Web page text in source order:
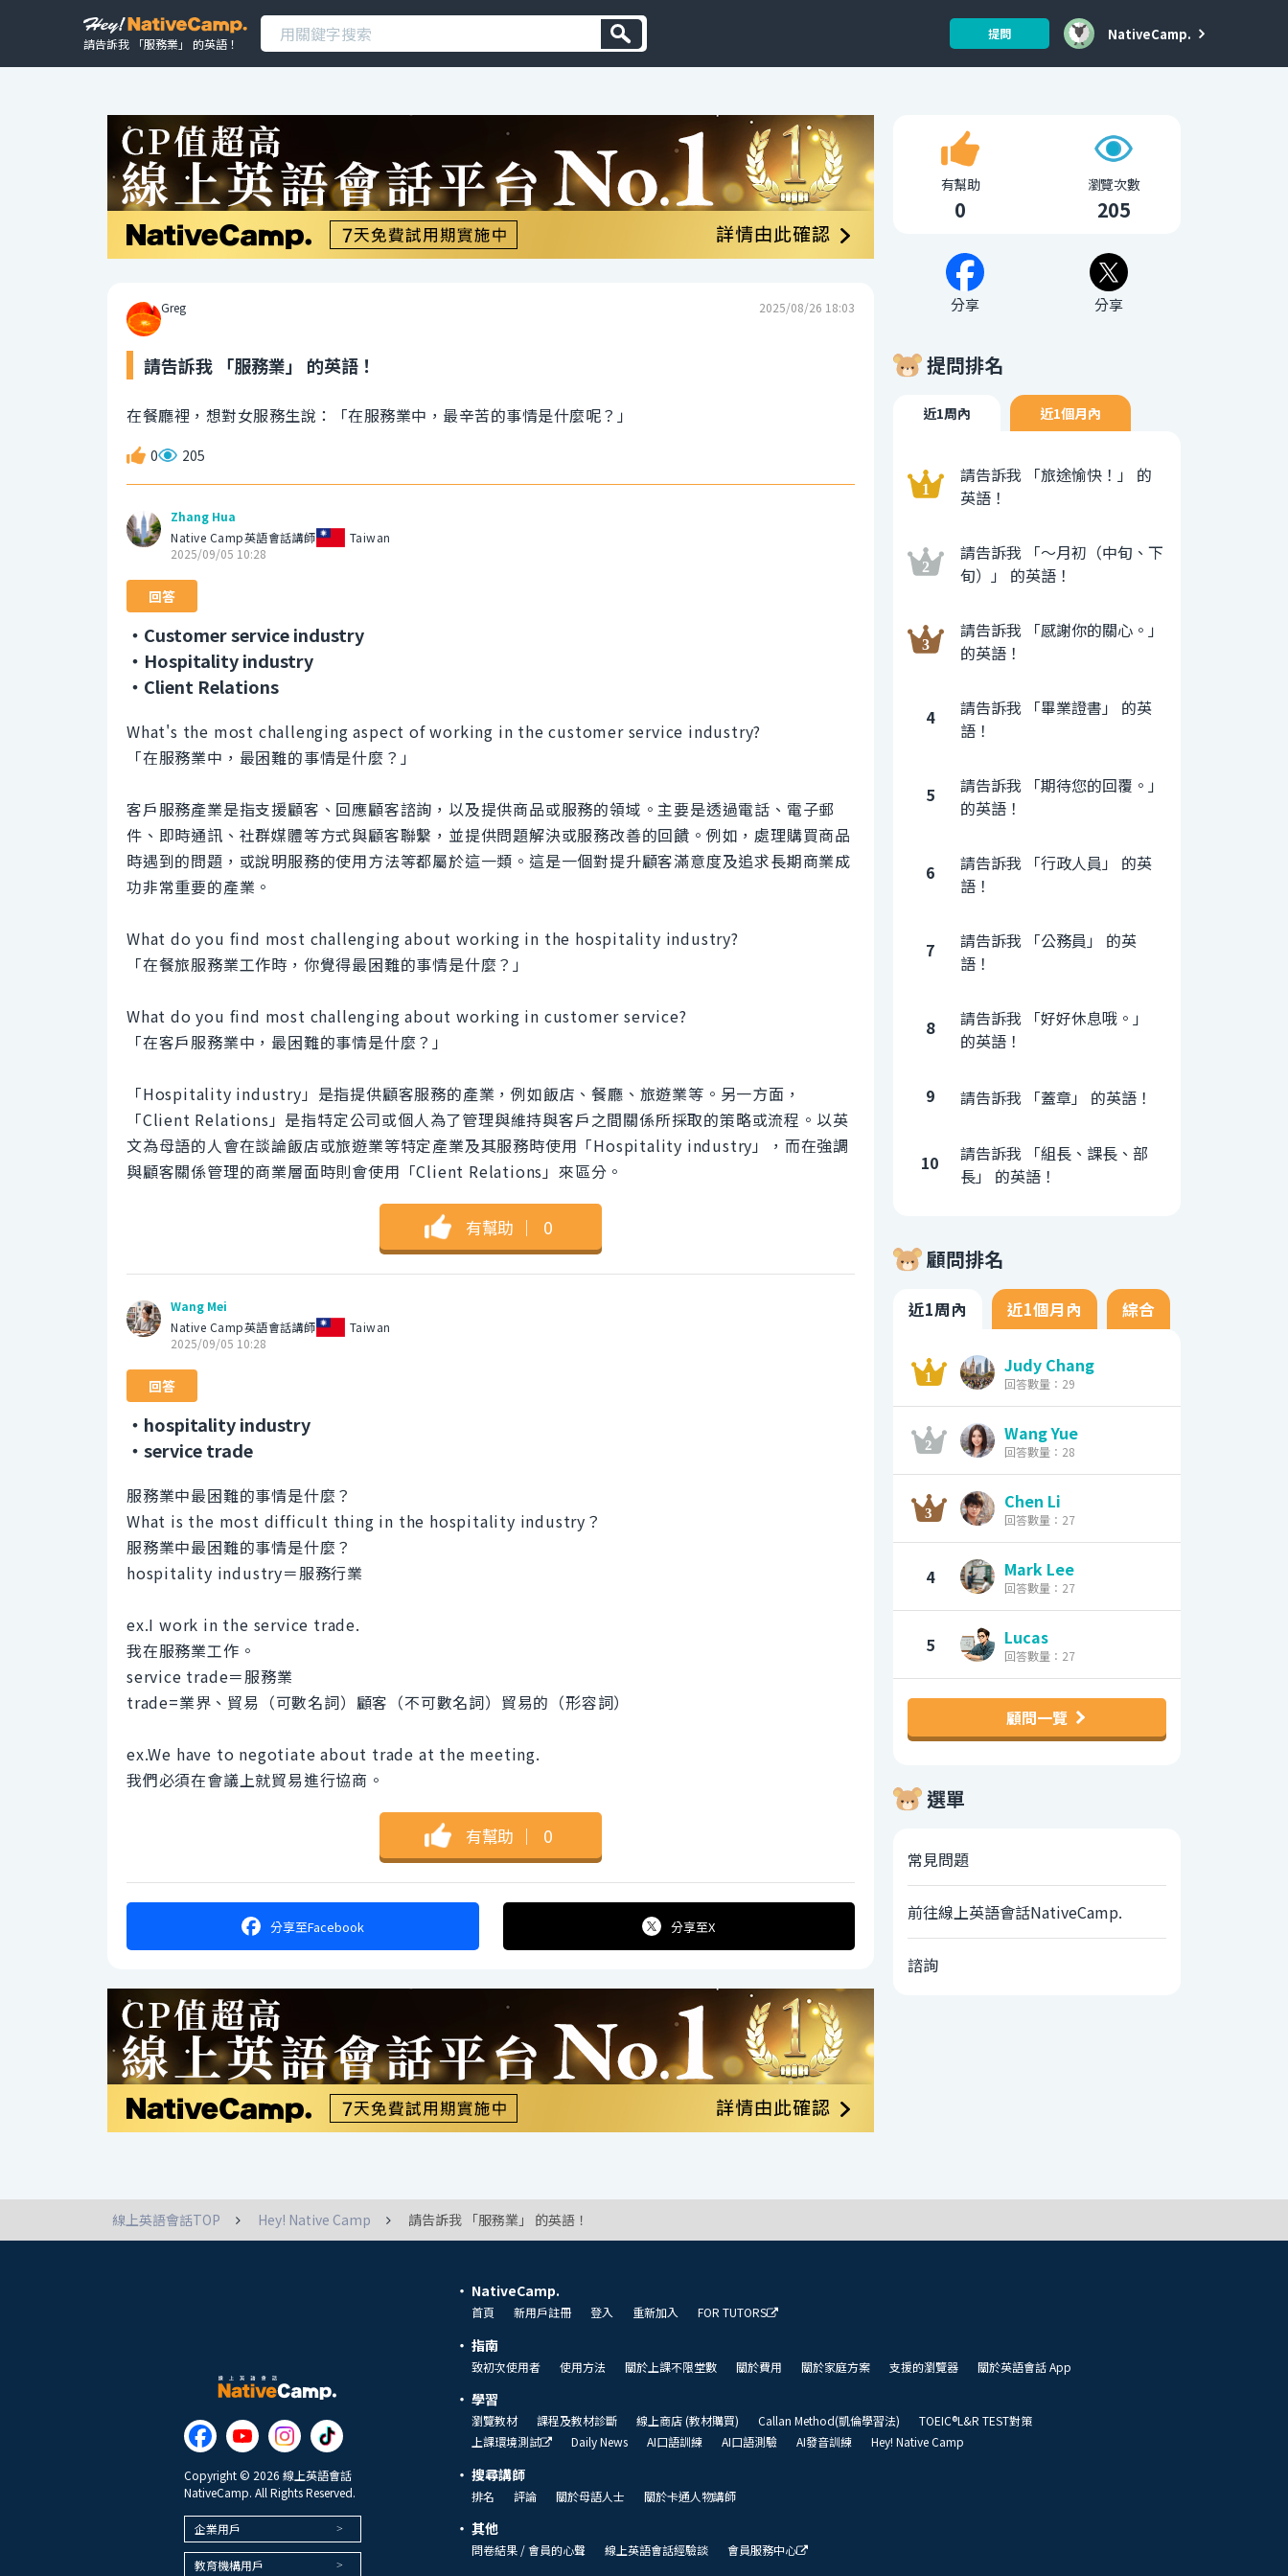
請告訴我 「服務業」 的英語！
提問 NativeCamp.
Greg 2025/08/26 18:03
請告訴我 「服務業」 的英語！
在餐廳裡，想對女服務生說：「在服務業中，最辛苦的事情是什麼呢？」
0 205
Zhang Hua
Native Camp英語會話講師
Taiwan
2025/09/05 10:28
回答
・Customer service industry
・Hospitality industry
・Client Relations
What's the most challenging aspect of working in the customer service industry?
「在服務業中，最困難的事情是什麼？」
客戶服務產業是指支援顧客、回應顧客諮詢，以及提供商品或服務的領域。主要是透過電話、電子郵
件、即時通訊、社群媒體等方式與顧客聯繫，並提供問題解決或服務改善的回饋。例如，處理購買商品
時遇到的問題，或說明服務的使用方法等都屬於這一類。這是一個對提升顧客滿意度及追求長期商業成
功非常重要的產業。
What do you find most challenging about working in the hospitality industry?
「在餐旅服務業工作時，你覺得最困難的事情是什麼？」
What do you find most challenging about working in customer service?
「在客戶服務業中，最困難的事情是什麼？」
「Hospitality industry」是指提供顧客服務的產業，例如飯店、餐廳、旅遊業等。另一方面，
「Client Relations」是指特定公司或個人為了管理與維持與客戶之間關係所採取的策略或流程。以英
文為母語的人會在談論飯店或旅遊業等特定產業及其服務時使用「Hospitality industry」，而在強調
與顧客關係管理的商業層面時則會使用「Client Relations」來區分。
有幫助 ｜ 0
Wang Mei
Native Camp英語會話講師
Taiwan
2025/09/05 10:28
回答
・hospitality industry
・service trade
服務業中最困難的事情是什麼？
What is the most difficult thing in the hospitality industry？
服務業中最困難的事情是什麼？
hospitality industry＝服務行業
ex.I work in the service trade.
我在服務業工作。
service trade＝服務業
trade=業界、貿易（可數名詞）顧客（不可數名詞）貿易的（形容詞）
ex.We have to negotiate about trade at the meeting.
我們必須在會議上就貿易進行協商。
有幫助 ｜ 0
分享至Facebook 分享至X
有幫助
0
瀏覽次數
205
分享 分享
提問排名
近1周內 近1個月內
請告訴我 「旅途愉快！」 的
英語！
請告訴我 「〜月初（中旬、下
旬）」 的英語！
請告訴我 「感謝你的關心。」
的英語！
4
請告訴我 「畢業證書」 的英
語！
5
請告訴我 「期待您的回覆。」
的英語！
6
請告訴我 「行政人員」 的英
語！
7
請告訴我 「公務員」 的英
語！
8
請告訴我 「好好休息哦。」
的英語！
9 請告訴我 「蓋章」 的英語！
10
請告訴我 「組長、課長、部
長」 的英語！
顧問排名
近1周內 近1個月內 綜合
Judy Chang
回答數量：29
Wang Yue
回答數量：28
Chen Li
回答數量：27
4 Mark Lee
回答數量：27
5 Lucas
回答數量：27
顧問一覽
選單
常見問題
前往線上英語會話NativeCamp.
諮詢
線上英語會話TOP Hey! Native Camp 請告訴我 「服務業」 的英語！
Copyright © 2026 線上英語會話
NativeCamp. All Rights Reserved.
企業用戶
教育機構用戶
NativeCamp.
首頁 新用戶註冊 登入 重新加入 FOR TUTORS
指南
致初次使用者 使用方法 關於上課不限堂數 關於費用 關於家庭方案 支援的瀏覽器 關於英語會話 App
學習
瀏覽教材 課程及教材診斷 線上商店 (教材購買) Callan Method(凱倫學習法)
TOEIC®L&R TEST對策
上課環境測試
Daily News AI口語訓練 AI口語測驗 AI發音訓練 Hey! Native Camp
搜尋講師
排名 評論 關於母語人士 關於卡通人物講師
其他
問卷結果 / 會員的心聲 線上英語會話經驗談 會員服務中心